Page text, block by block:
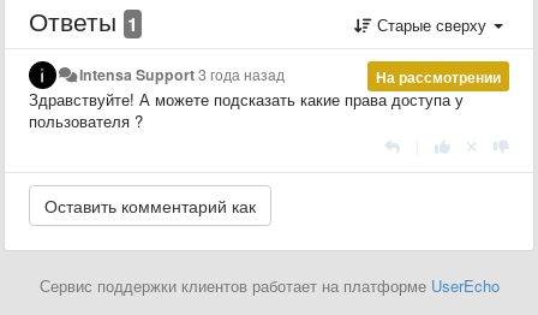
Ответы 1 Старые сверху
На рассмотрении
Intensa Support3 года назад
Здравствуйте! А можете подсказать какие права доступа у
пользователя ?
Сервис поддержки клиентов работает на платформе UserEcho